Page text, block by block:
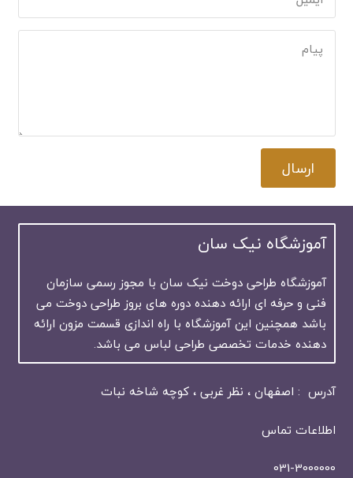
ارسال
آموزشگاه نیک سان
آموزشگاه طراحی دوخت نیک سان با مجوز رسمی سازمان
فنی و حرفه ای ارائه دهنده دوره های بروز طراحی دوخت می
باشد همچنین این آموزشگاه با راه اندازی قسمت مزون ارائه
دهنده خدمات تخصصی طراحی لباس می باشد.
آدرس : اصفهان ، نظر غربی ، کوچه شاخه نبات
اطلاعات تماس
031-3000000